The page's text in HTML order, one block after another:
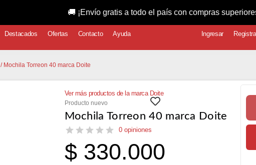
Destacados Ofertas Contacto Ayuda Ingresar
/ Mochila Torreon 40 marca Doite
Ver más productos de la marca Doite
Producto nuevo
Mochila Torreon 40 marca Doite
0 opiniones
$330.000
🚚 ¡Envío gratis a todo el país con compras superiores a